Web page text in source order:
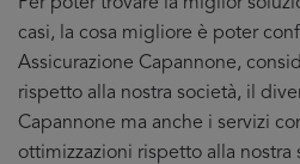
casi, la cosa migliore è poter
Assicurazione Capannone,
rispetto alla nostra società, il
Capannone ma anche i servizi
ottimizzazioni rispetto alla nostra